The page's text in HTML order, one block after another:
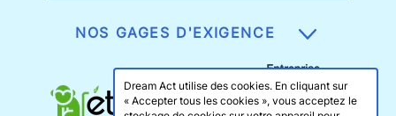
NOS GAGES D'EXIGENCE
Dream Act utilise des cookies. En cliquant sur
« Accepter tous les cookies », vous acceptez le